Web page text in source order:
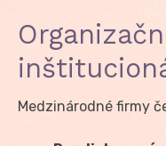
Medzinárodné firmy